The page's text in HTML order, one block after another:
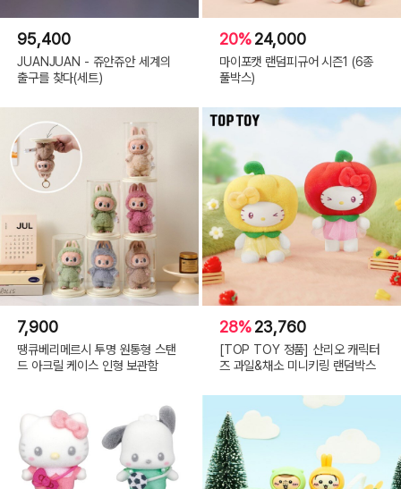
95,400
JUANJUAN - 쥬안쥬안 세계의
출구를 찾다(세트)
20%24,000
마이포캣 랜덤피규어 시즌1 (6종
풀박스)
7,900
땡큐베리메르시 투명 원통형 스탠
드 아크릴 케이스 인형 보관함
28%23,760
[TOP TOY 정품] 산리오 캐릭터
즈 과일&채소 미니키링 랜덤박스